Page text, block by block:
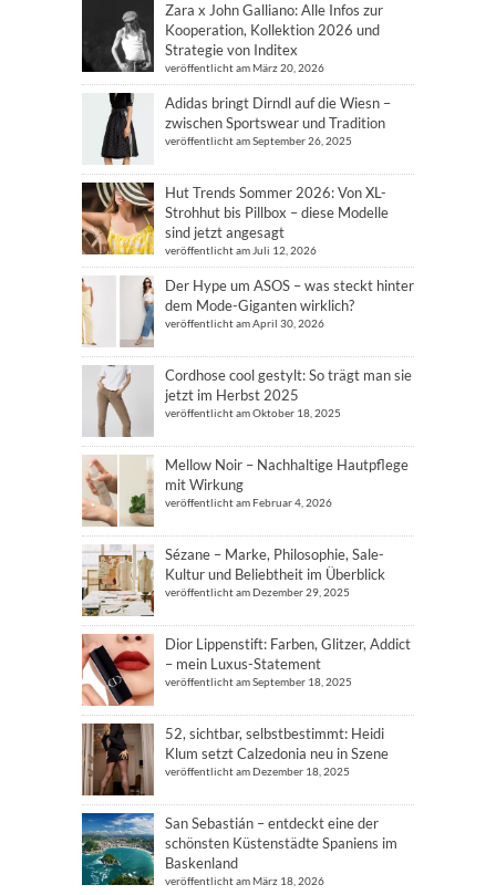
Zara x John Galliano: Alle Infos zur
Kooperation, Kollektion 2026 und
Strategie von Inditex
veröffentlicht am März 20, 2026
Adidas bringt Dirndl auf die Wiesn –
zwischen Sportswear und Tradition
veröffentlicht am September 26, 2025
Hut Trends Sommer 2026: Von XL-
Strohhut bis Pillbox – diese Modelle
sind jetzt angesagt
veröffentlicht am Juli 12, 2026
Der Hype um ASOS – was steckt hinter
dem Mode-Giganten wirklich?
veröffentlicht am April 30, 2026
Cordhose cool gestylt: So trägt man sie
jetzt im Herbst 2025
veröffentlicht am Oktober 18, 2025
Mellow Noir – Nachhaltige Hautpflege
mit Wirkung
veröffentlicht am Februar 4, 2026
Sézane – Marke, Philosophie, Sale-
Kultur und Beliebtheit im Überblick
veröffentlicht am Dezember 29, 2025
Dior Lippenstift: Farben, Glitzer, Addict
– mein Luxus-Statement
veröffentlicht am September 18, 2025
52, sichtbar, selbstbestimmt: Heidi
Klum setzt Calzedonia neu in Szene
veröffentlicht am Dezember 18, 2025
San Sebastián – entdeckt eine der
schönsten Küstenstädte Spaniens im
Baskenland
veröffentlicht am März 18, 2026